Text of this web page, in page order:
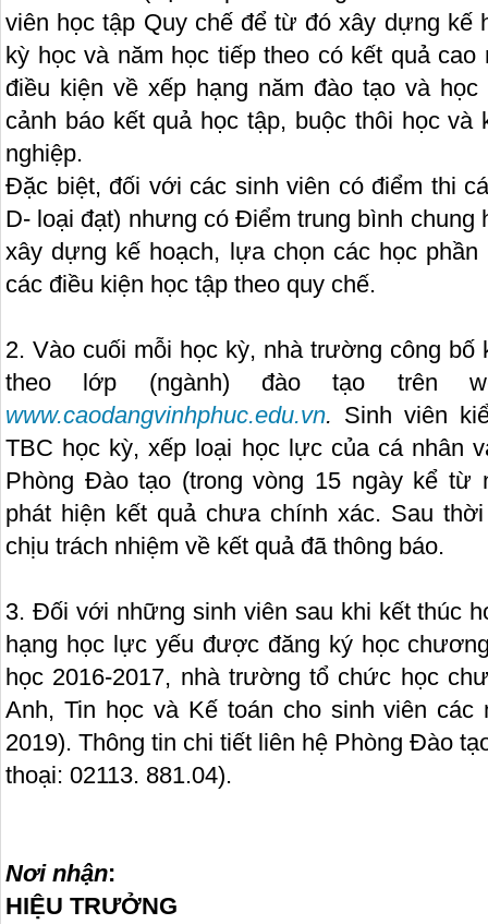
viên học tập Quy chế để từ đó xây dựng kế
kỳ học và năm học tiếp theo có kết quả
điều kiện về xếp hạng năm đào tạo và
cảnh báo kết quả học tập, buộc thôi học và
nghiệp.
Đặc biệt, đối với các sinh viên có điểm thi
D- loại đạt) nhưng có Điểm trung bình chung
xây dựng kế hoạch, lựa chọn các học
các điều kiện học tập theo quy chế.
2. Vào cuối mỗi học kỳ, nhà trường công bố
theo lớp (ngành) đào tạo trên
www.caodangvinhphuc.edu.vn. Sinh viên
TBC học kỳ, xếp loại học lực của cá nhân
Phòng Đào tạo (trong vòng 15 ngày kể từ
phát hiện kết quả chưa chính xác. Sau
chịu trách nhiệm về kết quả đã thông báo.
3. Đối với những sinh viên sau khi kết thúc
hạng học lực yếu được đăng ký học
học 2016-2017, nhà trường tổ chức học
Anh, Tin học và Kế toán cho sinh viên các
2019). Thông tin chi tiết liên hệ Phòng Đào
thoại: 02113. 881.04).
Nơi nhận:
HIỆU TRƯỞNG